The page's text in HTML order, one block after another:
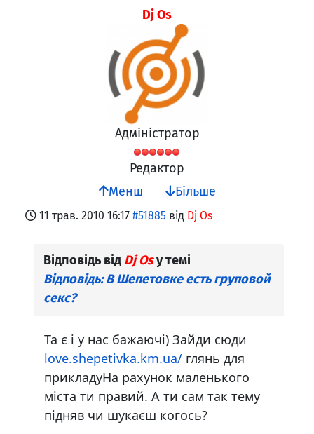
Dj Os
Адміністратор
Редактор
Менш
Більше
11 трав. 2010 16:17 #51885 від Dj Os
Відповідь від Dj Osу темі
Відповідь: В Шепетовке есть груповой
секс?
Та є і у нас бажаючі) Зайди сюди
love.shepetivka.km.ua/ глянь для
прикладуНа рахунок маленького
міста ти правий. А ти сам так тему
підняв чи шукаєш когось?